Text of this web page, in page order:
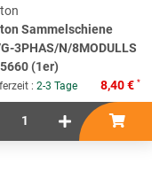
Sammelschiene
3PHAS/N/8MODULLS
(1er)
: 2-3 Tage 8,40 € *